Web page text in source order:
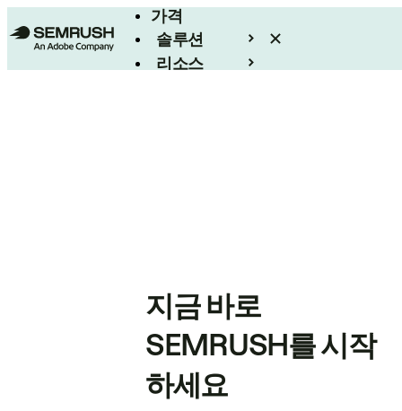
가격
솔루션
리소스
지금 바로
SEMRUSH를 시작
하세요